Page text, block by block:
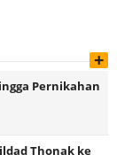
+
Pernikahan
Thonak ke